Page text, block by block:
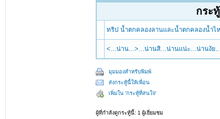
กระ
ทริป น้ำตกคลองลานและน้ำตกคลองน้ำไ
<...น่าน...>...น่านสิ...น่านแน่ะ...น่านงัย
มุมมองสำหรับพิมพ์
ส่งกระทู้นี้ให้เพื่อน
เพิ่มใน 'กระทู้ที่สนใจ'
ผู้ที่กำลังดูกระทู้นี้: 1 ผู้เยี่ยมชม